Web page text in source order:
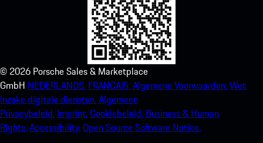
© 2026 Porsche Sales & Marketplace
GmbH NEDERLANDS. FRANCAIS.Algemene Voorwaarden.Wet
inzake digitale diensten.Algemeen
Privacybeleid. Imprint.Cookiebeleid. Business & Human
Rights.Accessibility.Open Source Software Notice.